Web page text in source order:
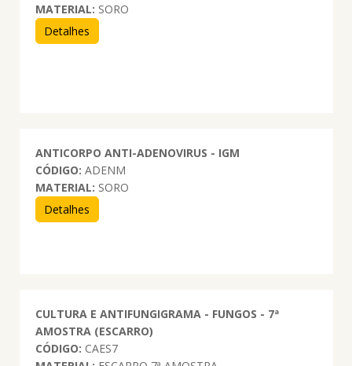
MATERIAL: SORO
Detalhes
ANTICORPO ANTI-ADENOVIRUS - IGM
CÓDIGO: ADENM
MATERIAL: SORO
Detalhes
CULTURA E ANTIFUNGIGRAMA - FUNGOS - 7ª
AMOSTRA (ESCARRO)
CÓDIGO: CAES7